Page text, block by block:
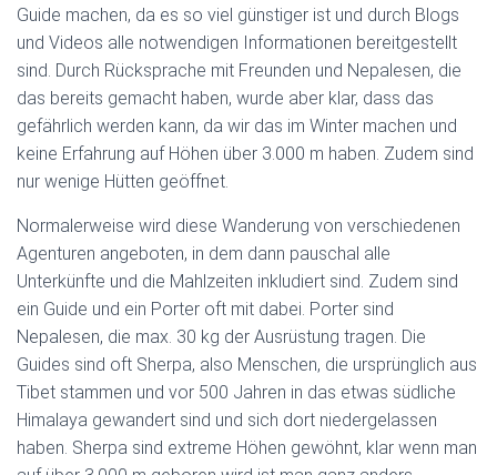
Guide machen, da es so viel günstiger ist und durch Blogs
und Videos alle notwendigen Informationen bereitgestellt
sind. Durch Rücksprache mit Freunden und Nepalesen, die
das bereits gemacht haben, wurde aber klar, dass das
gefährlich werden kann, da wir das im Winter machen und
keine Erfahrung auf Höhen über 3.000 m haben. Zudem sind
nur wenige Hütten geöffnet.
Normalerweise wird diese Wanderung von verschiedenen
Agenturen angeboten, in dem dann pauschal alle
Unterkünfte und die Mahlzeiten inkludiert sind. Zudem sind
ein Guide und ein Porter oft mit dabei. Porter sind
Nepalesen, die max. 30 kg der Ausrüstung tragen. Die
Guides sind oft Sherpa, also Menschen, die ursprünglich aus
Tibet stammen und vor 500 Jahren in das etwas südliche
Himalaya gewandert sind und sich dort niedergelassen
haben. Sherpa sind extreme Höhen gewöhnt, klar wenn man